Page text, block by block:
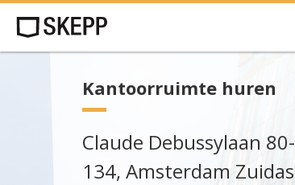
Kantoorruimte huren
Claude Debussylaan 80-
134, Amsterdam Zuidas